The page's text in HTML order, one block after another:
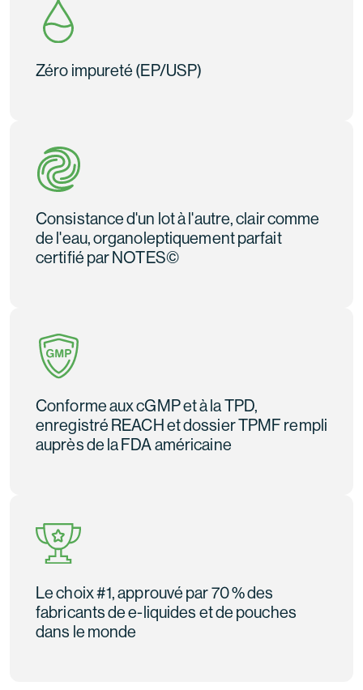
Zéro impureté (EP/USP)
Consistance d'un lot à l'autre, clair comme
de l'eau, organoleptiquement parfait
certifié par NOTES©
Conforme aux cGMP et à la TPD,
enregistré REACH et dossier TPMF rempli
auprès de la FDA américaine
Le choix #1, approuvé par 70 % des
fabricants de e-liquides et de pouches
dans le monde